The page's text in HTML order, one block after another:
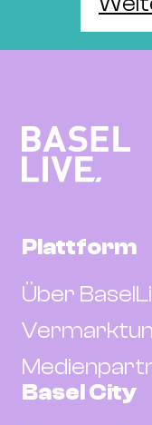
Plattform
Über
Basel City